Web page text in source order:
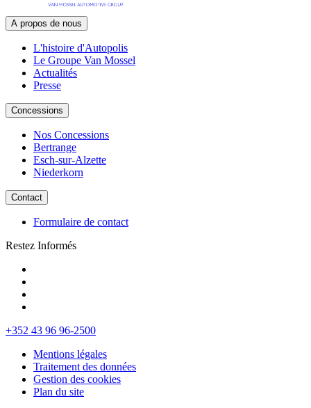
A propos de nous
L'histoire d'Autopolis
Le Groupe Van Mossel
Actualités
Presse
Concessions
Nos Concessions
Bertrange
Esch-sur-Alzette
Niederkorn
Contact
Formulaire de contact
Restez Informés
+352 43 96 96-2500
Mentions légales
Traitement des données
Gestion des cookies
Plan du site